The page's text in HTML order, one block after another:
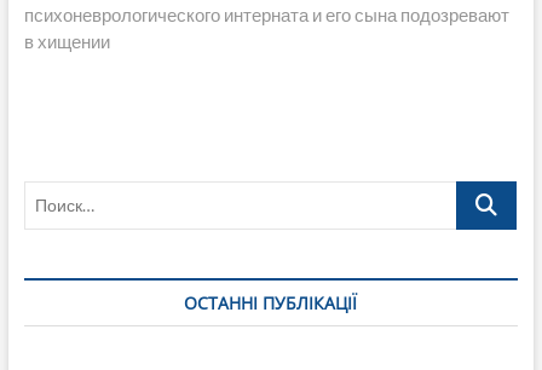
психоневрологического интерната и его сына подозревают
в хищении
Поиск…
ОСТАННІ ПУБЛІКАЦІЇ